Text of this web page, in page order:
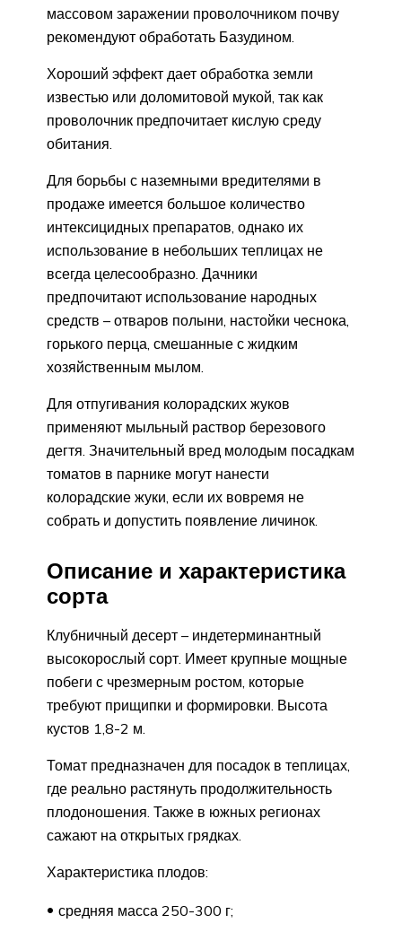
массовом заражении проволочником почву
рекомендуют обработать Базудином.
Хороший эффект дает обработка земли
известью или доломитовой мукой, так как
проволочник предпочитает кислую среду
обитания.
Для борьбы с наземными вредителями в
продаже имеется большое количество
интексицидных препаратов, однако их
использование в небольших теплицах не
всегда целесообразно. Дачники
предпочитают использование народных
средств – отваров полыни, настойки чеснока,
горького перца, смешанные с жидким
хозяйственным мылом.
Для отпугивания колорадских жуков
применяют мыльный раствор березового
дегтя. Значительный вред молодым посадкам
томатов в парнике могут нанести
колорадские жуки, если их вовремя не
собрать и допустить появление личинок.
Описание и характеристика
сорта
Клубничный десерт – индетерминантный
высокорослый сорт. Имеет крупные мощные
побеги с чрезмерным ростом, которые
требуют прищипки и формировки. Высота
кустов 1,8-2 м.
Томат предназначен для посадок в теплицах,
где реально растянуть продолжительность
плодоношения. Также в южных регионах
сажают на открытых грядках.
Характеристика плодов:
средняя масса 250-300 г;